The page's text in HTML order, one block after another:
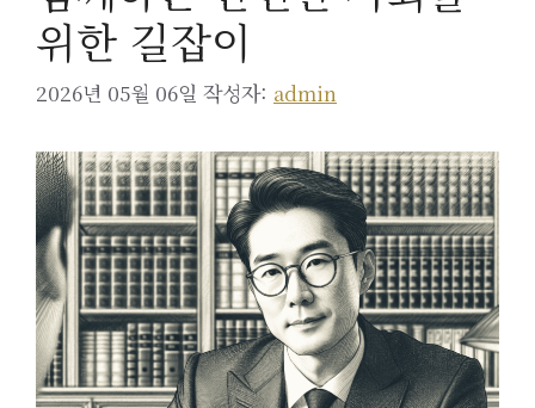
위한 길잡이
2026년 05월 06일 작성자: admin